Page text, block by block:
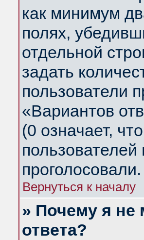
как минимум
полях,
отдельной
задать
пользователи
«Вариантов
(0 означает,
проголосовали.
Вернуться к началу
» Почему я не
ответа?